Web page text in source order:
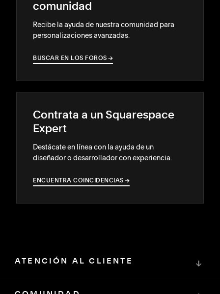
comunidad
Recibe la ayuda de nuestra comunidad para
personalizaciones avanzadas.
BUSCAR EN LOS FOROS →
→
Contrata a un Squarespace
Expert
Destácate en línea con la ayuda de un
diseñador o desarrollador con experiencia.
ENCUENTRA COINCIDENCIAS →
→
ATENCIÓN AL CLIENTE ↓